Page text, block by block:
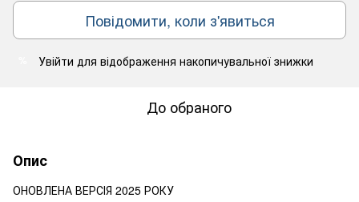
Повідомити, коли з'явиться
Увійти для відображення накопичувальної знижки
До обраного
Опис
ОНОВЛЕНА ВЕРСІЯ 2025 РОКУ